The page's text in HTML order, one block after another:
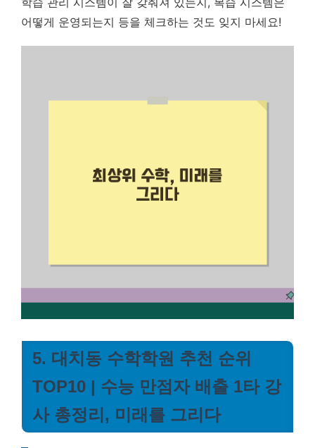
어떻게 운영되는지 등을 체크하는 것도 잊지 마세요!
5. 대치동 수학학원 추천 순위
TOP10 | 수능 만점자 배출 1타 강
사 총정리, 미래를 그리다